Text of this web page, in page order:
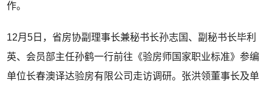
作。
12月5日，省房协副理事长兼秘书长孙志国、副秘书长毕利
英、会员部主任孙鹤一行前往《验房师国家职业标准》参编
单位长春澳译达验房有限公司走访调研。张洪领董事长及单